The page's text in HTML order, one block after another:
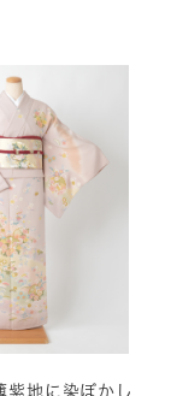
紫地に染ぼかし